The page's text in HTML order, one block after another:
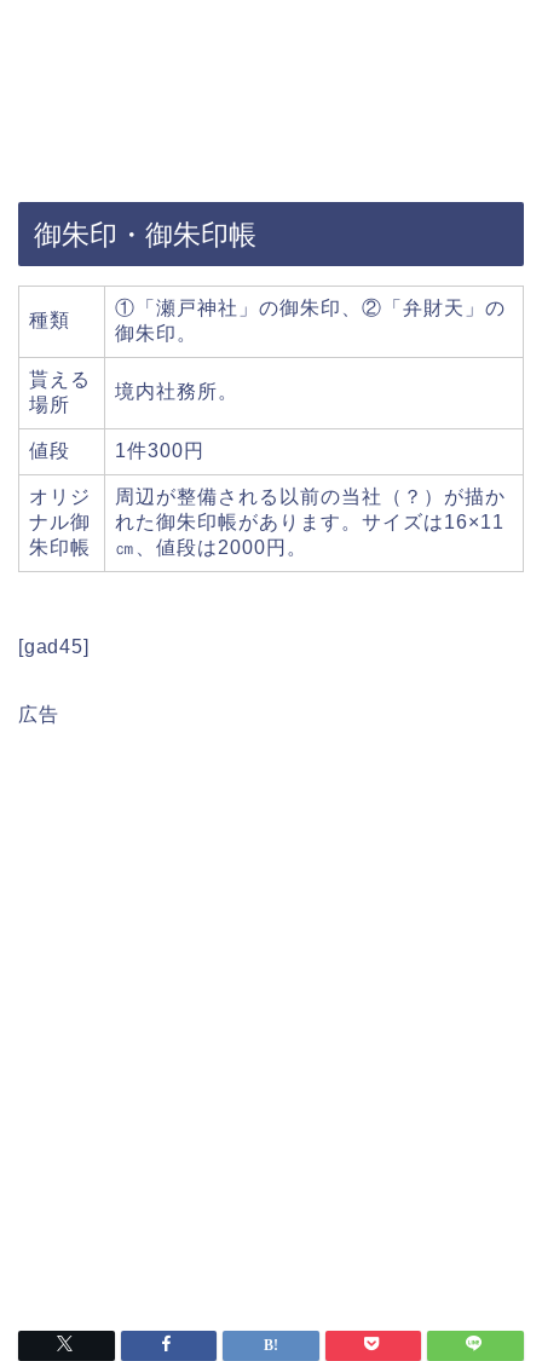
御朱印・御朱印帳
種類
①「瀬戸神社」の御朱印、②「弁財天」の
御朱印。
貰える
場所
境内社務所。
値段 1件300円
オリジ
ナル御
朱印帳
周辺が整備される以前の当社（？）が描か
れた御朱印帳があります。サイズは16×11
㎝、値段は2000円。
[gad45]
広告